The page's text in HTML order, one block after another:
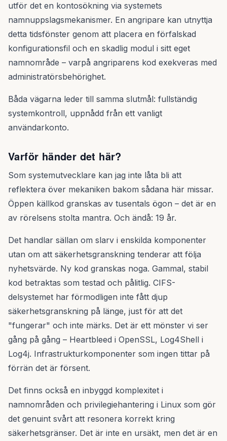
utför det en kontosökning via systemets
namnuppslagsmekanismer. En angripare kan utnyttja
detta tidsfönster genom att placera en förfalskad
konfigurationsfil och en skadlig modul i sitt eget
namnområde – varpå angriparens kod exekveras med
administratörsbehörighet.
Båda vägarna leder till samma slutmål: fullständig
systemkontroll, uppnådd från ett vanligt
användarkonto.
Varför händer det här?
Som systemutvecklare kan jag inte låta bli att
reflektera över mekaniken bakom sådana här missar.
Öppen källkod granskas av tusentals ögon – det är en
av rörelsens stolta mantra. Och ändå: 19 år.
Det handlar sällan om slarv i enskilda komponenter
utan om att säkerhetsgranskning tenderar att följa
nyhetsvärde. Ny kod granskas noga. Gammal, stabil
kod betraktas som testad och pålitlig. CIFS-
delsystemet har förmodligen inte fått djup
säkerhetsgranskning på länge, just för att det
"fungerar" och inte märks. Det är ett mönster vi ser
gång på gång – Heartbleed i OpenSSL, Log4Shell i
Log4j. Infrastrukturkomponenter som ingen tittar på
förrän det är försent.
Det finns också en inbyggd komplexitet i
namnområden och privilegiehantering i Linux som gör
det genuint svårt att resonera korrekt kring
säkerhetsgränser. Det är inte en ursäkt, men det är en